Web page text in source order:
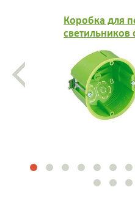
Коробка для
светильников
h=50mm